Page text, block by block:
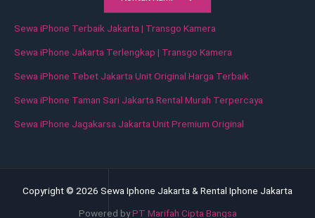
Sewa iPhone Terbaik Jakarta | Transgo Kamera
Sewa iPhone Jakarta Terlengkap | Transgo Kamera
Sewa iPhone Tebet Jakarta Unit Original Harga Terbaik
Sewa iPhone Taman Sari Jakarta Rental Murah Terpercaya
Sewa iPhone Jagakarsa Jakarta Unit Premium Original
Copyright © 2026 Sewa Iphone Jakarta & Rental Iphone Jakarta
Powered byPT Marifah Cipta Bangsa